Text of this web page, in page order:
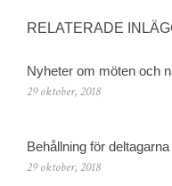
RELATERADE
Nyheter om möten och
29 oktober, 2018
Behållning för deltagarna
29 oktober, 2018